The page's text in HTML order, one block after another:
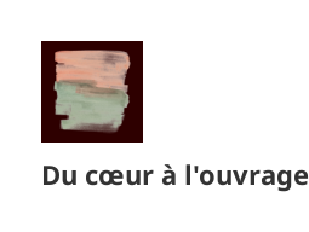
Du cœur à l'ouvrage